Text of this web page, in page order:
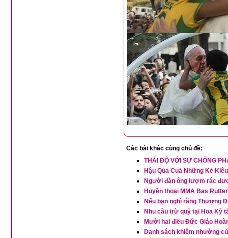
Các bài khác cùng chủ đề:
THÁI ĐỘ VỚI SỰ CHỐNG
Hậu Qủa Cuả Những Kẻ
Người đàn ông lượm rác
Huyền thoại MMA Bas
Nếu bạn nghĩ rằng Thượng
Nhu cầu trừ quỷ tại Hoa Kỳ
Mười hai điều Đức Giáo
Danh sách khiêm nhường